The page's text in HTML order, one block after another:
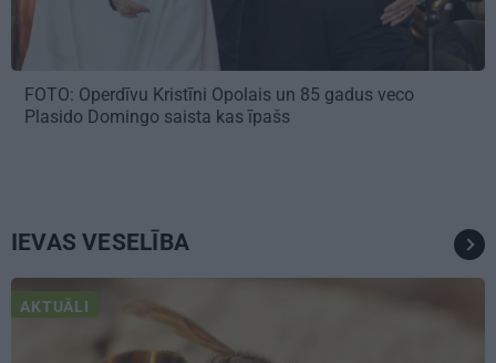
FOTO: Operdīvu Kristīni Opolais un 85 gadus veco
Plasido Domingo saista kas īpašs
IEVAS VESELĪBA
AKTUĀLI